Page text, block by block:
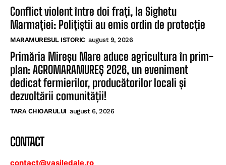
Conflict violent între doi frați, la Sighetu
Marmației: Polițiștii au emis ordin de protecție
MARAMURESUL ISTORIC august 9, 2026
Primăria Mireșu Mare aduce agricultura în prim-
plan: AGROMARAMUREȘ 2026, un eveniment
dedicat fermierilor, producătorilor locali și
dezvoltării comunității!
TARA CHIOARULUI august 6, 2026
CONTACT
contact@vasiledale.ro